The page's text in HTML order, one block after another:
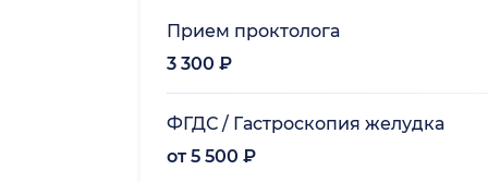
Прием проктолога
3 300 ₽
ФГДС / Гастроскопия желудка
от 5 500 ₽